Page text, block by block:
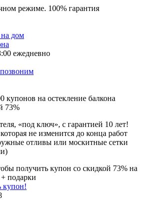
режиме. 100% гарантия
дом
ежедневно
купонов на остекление балкона
73%
, «под ключ», с гарантией 10 лет!
которая не изменится до конца работ
отливы или москитные сетки
получить купон со скидкой 73% на
подарки
купон!